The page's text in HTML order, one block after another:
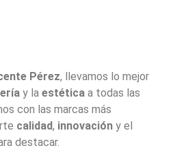
Pérez, llevamos lo mejor
y laestética a todas las
con las marcas más
calidad, innovación y el
destacar.